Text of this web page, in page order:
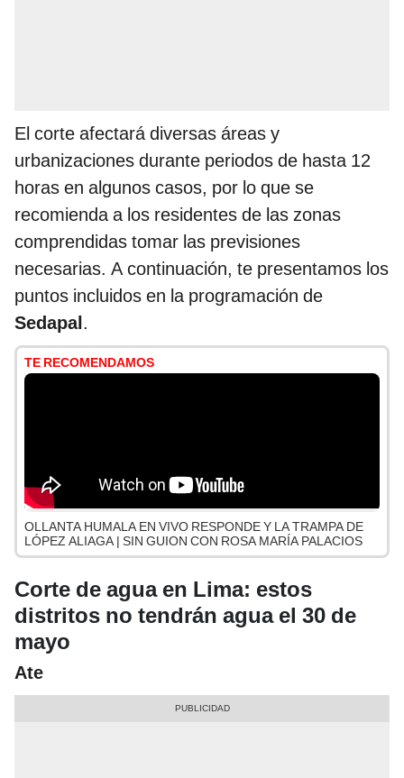
El corte afectará diversas áreas y
urbanizaciones durante periodos de hasta 12
horas en algunos casos, por lo que se
recomienda a los residentes de las zonas
comprendidas tomar las previsiones
necesarias. A continuación, te presentamos los
puntos incluidos en la programación de
Sedapal.
TE RECOMENDAMOS
OLLANTA HUMALA EN VIVO RESPONDE Y LA TRAMPA DE
LÓPEZ ALIAGA | SIN GUION CON ROSA MARÍA PALACIOS
Corte de agua en Lima: estos
distritos no tendrán agua el 30 de
mayo
Ate